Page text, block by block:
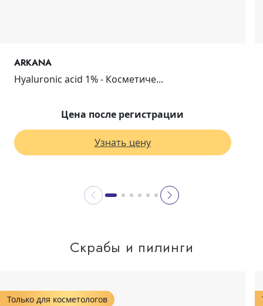
ARKANA
Hyaluronic acid 1% - Косметиче...
Цена после регистрации
Узнать цену
Скрабы и пилинги
Только для косметологов